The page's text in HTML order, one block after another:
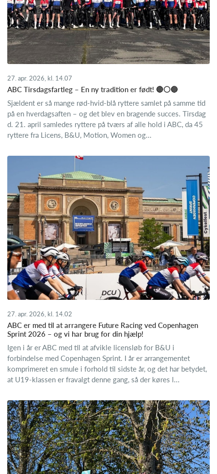
27. apr. 2026, kl. 14.07
ABC Tirsdagsfartleg – En ny tradition er født! 🔴⚪🔵
Sjældent er så mange rød-hvid-blå ryttere samlet på samme tid
på en hverdagsaften – og det blev en bragende succes. Tirsdag
d. 21. april samledes ryttere på tværs af alle hold i ABC, da 45
ryttere fra Licens, B&U, Motion, Women og...
27. apr. 2026, kl. 14.02
ABC er med til at arrangere Future Racing ved Copenhagen
Sprint 2026 – og vi har brug for din hjælp!
Igen i år er ABC med til at afvikle licensløb for B&U i
forbindelse med Copenhagen Sprint. I år er arrangementet
komprimeret en smule i forhold til sidste år, og det har betydet,
at U19-klassen er fravalgt denne gang, så der køres l...